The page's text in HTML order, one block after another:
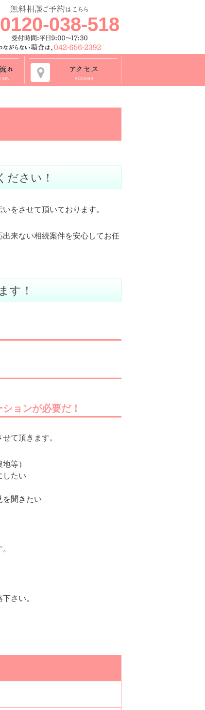
0120-038-518
ださい！
をさせて頂いております。
来ない相続案件を安心してお任
す！
ョンが必要だ！
て頂きます。
等）
したい
を聞きたい
さい。